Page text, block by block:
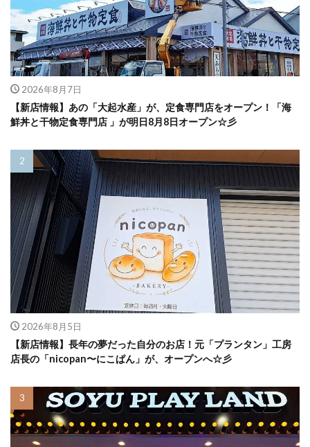
2026年8月7日
【新店情報】あの「大起水産」が、定食専門店をオープン！「海
鮮丼と干物定食専門店 」が明日8月8日オープン☆彡
2026年8月5日
【新店情報】長年の夢だった自分のお店！元「プランタン」工房
店長の「nicopan〜にこぱん」が、オープンへ☆彡